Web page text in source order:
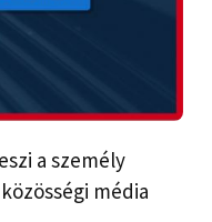
a személy
média